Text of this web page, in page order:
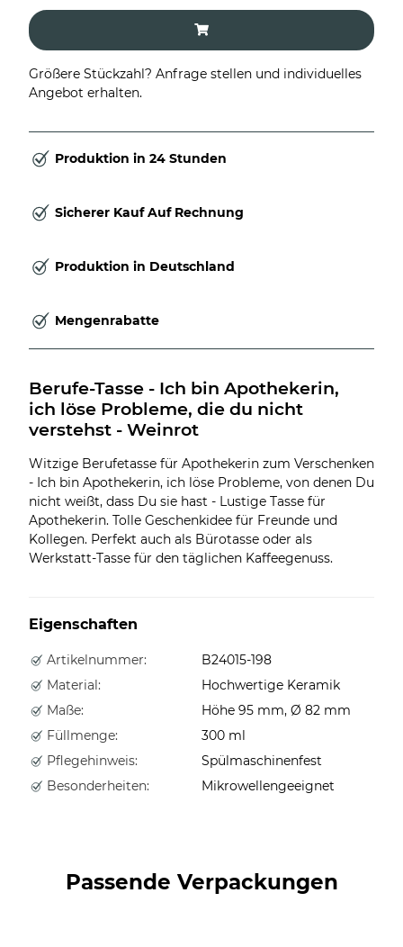
Größere Stückzahl? Anfrage stellen und individuelles
Angebot erhalten.
Produktion in 24 Stunden
Sicherer Kauf Auf Rechnung
Produktion in Deutschland
Mengenrabatte
Berufe-Tasse - Ich bin Apothekerin,
ich löse Probleme, die du nicht
verstehst - Weinrot
Witzige Berufetasse für Apothekerin zum Verschenken
- Ich bin Apothekerin, ich löse Probleme, von denen Du
nicht weißt, dass Du sie hast - Lustige Tasse für
Apothekerin. Tolle Geschenkidee für Freunde und
Kollegen. Perfekt auch als Bürotasse oder als
Werkstatt-Tasse für den täglichen Kaffeegenuss.
Eigenschaften
Artikelnummer:
B24015-198
Material:
Hochwertige Keramik
Maße:
Höhe 95 mm, Ø 82 mm
Füllmenge:
300 ml
Pflegehinweis:
Spülmaschinenfest
Besonderheiten:
Mikrowellengeeignet
Passende Verpackungen